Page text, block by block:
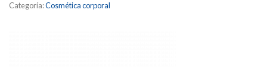
Categoría:Cosmética corporal